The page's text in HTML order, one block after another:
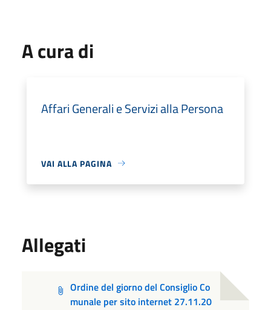
A cura di
Affari Generali e Servizi alla Persona
VAI ALLA PAGINA
Allegati
Ordine del giorno del Consiglio Co
munale per sito internet 27.11.20